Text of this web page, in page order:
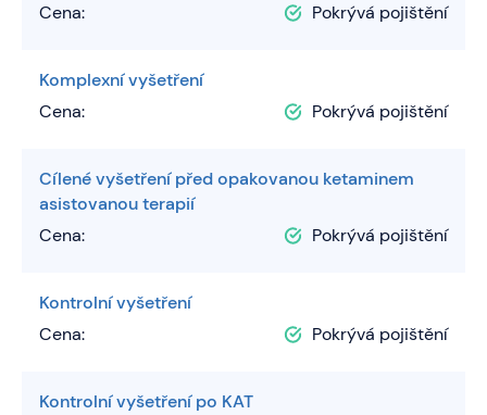
Cena:
Pokrývá pojištění
Komplexní vyšetření
Cena:
Pokrývá pojištění
Cílené vyšetření před opakovanou ketaminem
asistovanou terapií
Cena:
Pokrývá pojištění
Kontrolní vyšetření
Cena:
Pokrývá pojištění
Kontrolní vyšetření po KAT